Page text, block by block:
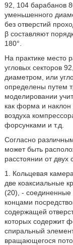
92, 104 барабанов
уменьшенного
без отверстий
β составляют
180°.
На практике место
угловых секторов
диаметром, или
определены путем
моделировании
как форма и наклон
воздуха
форсунками и т.д.
Согласно
может быть
расстоянии от двух
1. Кольцевая
две коаксиальные
(20), -
концами
содержащей
которых содержит
спиральный
вращающегося